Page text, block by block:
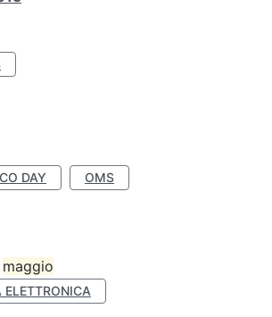
DAY OMS
maggio
ELETTRONICA